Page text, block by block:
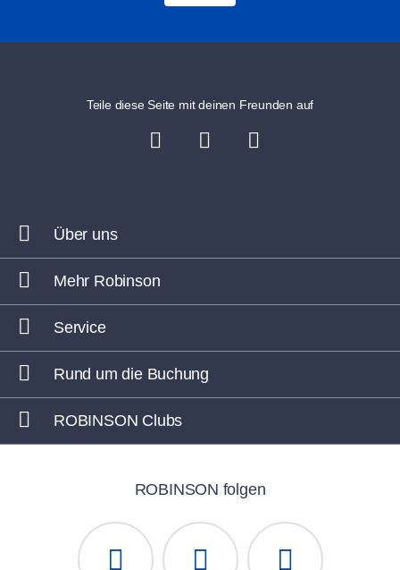
Teile diese Seite mit deinen Freunden auf
Über uns
Mehr Robinson
Service
Rund um die Buchung
ROBINSON Clubs
ROBINSON folgen